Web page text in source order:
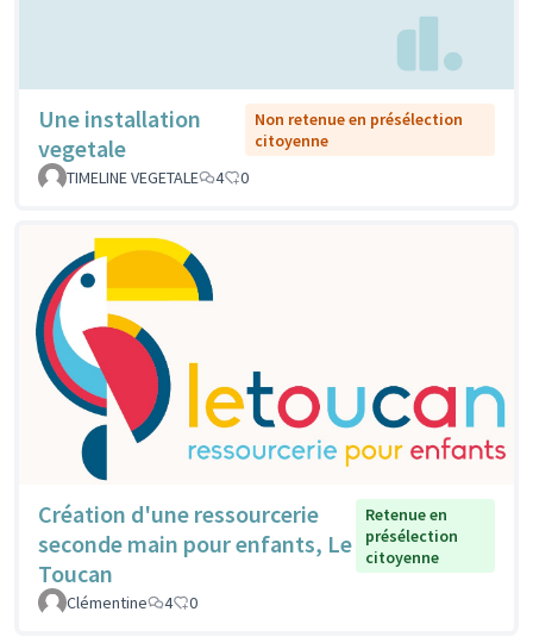
Une installation
vegetale
Non retenue en présélection
citoyenne
TIMELINE VEGETALE
4 0
Création d'une ressourcerie
seconde main pour enfants, Le
Toucan
Retenue en
présélection
citoyenne
Clémentine 4 0